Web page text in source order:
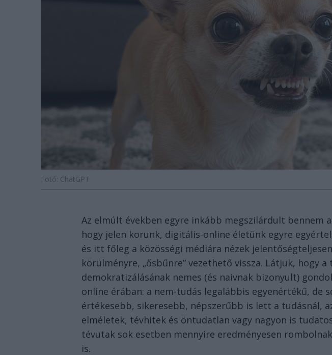
Fotó: ChatGPT
Az elmúlt években egyre inkább megszilárdult bennem
hogy jelen korunk, digitális-online életünk egyre
és itt főleg a közösségi médiára nézek
körülményre, „ősbűnre” vezethető vissza. Látjuk, hogy a
demokratizálásának nemes (és naivnak bizonyult)
online érában: a nem-tudás legalábbis egyenértékű, de
értékesebb, sikeresebb, népszerűbb is lett a tudásnál,
elméletek, tévhitek és öntudatlan vagy nagyon is
tévutak sok esetben mennyire eredményesen
is.